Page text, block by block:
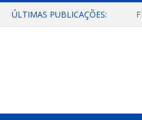
ÚLTIMAS PUBLICAÇÕES: